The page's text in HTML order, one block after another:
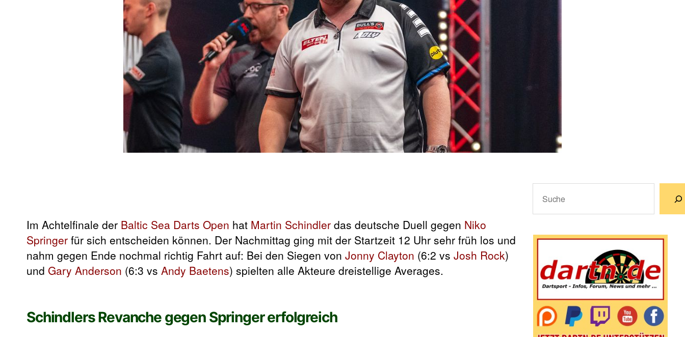
Im Achtelfinale der Baltic Sea Darts Open hat Martin Schindler das deutsche Duell gegen Niko
Springer für sich entscheiden können. Der Nachmittag ging mit der Startzeit 12 Uhr sehr früh los und
nahm gegen Ende nochmal richtig Fahrt auf: Bei den Siegen von Jonny Clayton (6:2 vs Josh Rock)
und Gary Anderson (6:3 vs Andy Baetens) spielten alle Akteure dreistellige Averages.
Schindlers Revanche gegen Springer erfolgreich